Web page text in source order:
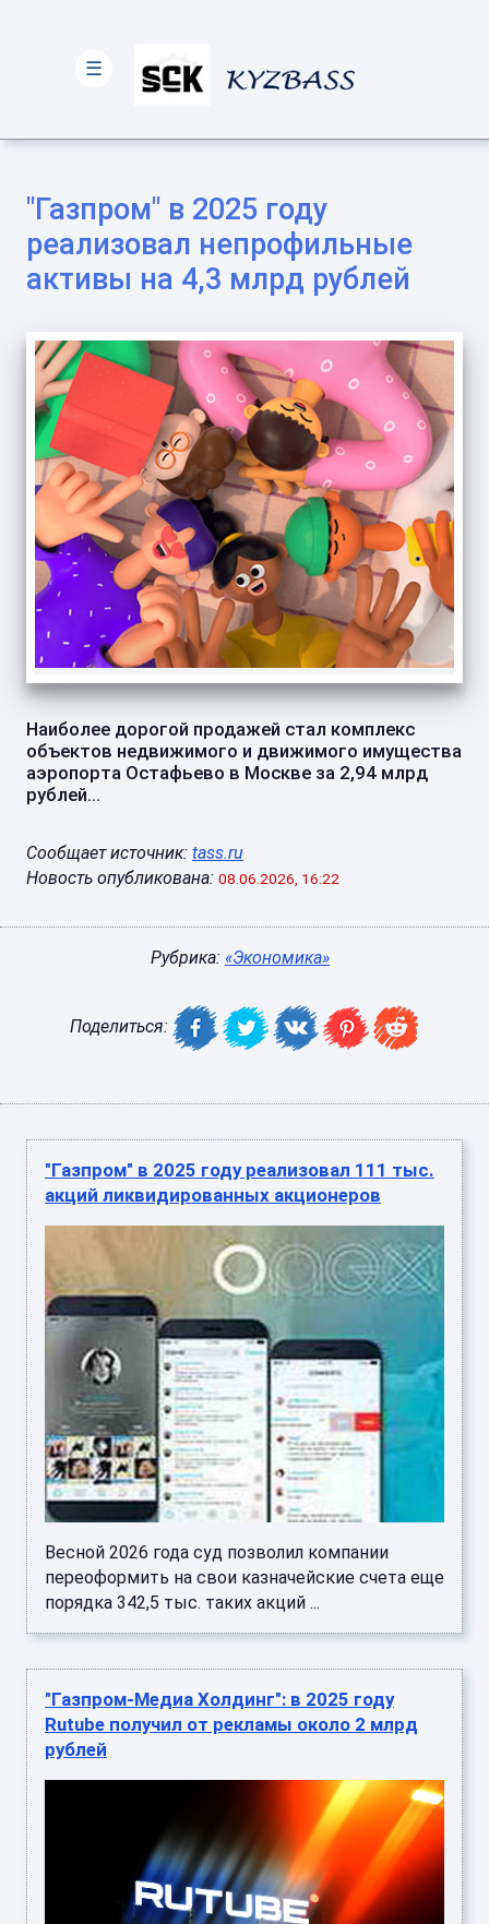
"Газпром" в 2025 году
реализовал непрофильные
активы на 4,3 млрд рублей
Наиболее дорогой продажей стал комплекс
объектов недвижимого и движимого имущества
аэропорта Остафьево в Москве за 2,94 млрд
рублей...
Сообщает источник: tass.ru
Новость опубликована: 08.06.2026, 16:22
Рубрика: «Экономика»
Поделиться:
"Газпром" в 2025 году реализовал 111 тыс.
акций ликвидированных акционеров
Весной 2026 года суд позволил компании
переоформить на свои казначейские счета еще
порядка 342,5 тыс. таких акций ...
"Газпром-Медиа Холдинг": в 2025 году
Rutube получил от рекламы около 2 млрд
рублей
☰